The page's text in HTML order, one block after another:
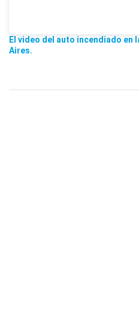
El video del auto incendiado en
Aires.